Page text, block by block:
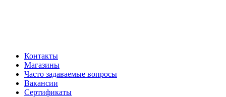
Контакты
Магазины
Часто задаваемые вопросы
Вакансии
Сертификаты